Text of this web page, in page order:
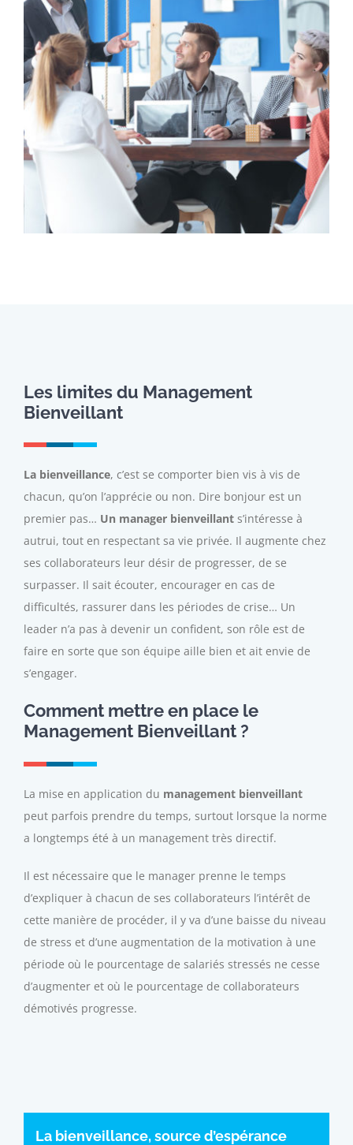
Les limites du Management
Bienveillant
La bienveillance, c’est se comporter bien vis à vis de
chacun, qu’on l’apprécie ou non. Dire bonjour est un
premier pas… Un manager bienveillant s’intéresse à
autrui, tout en respectant sa vie privée. Il augmente chez
ses collaborateurs leur désir de progresser, de se
surpasser. Il sait écouter, encourager en cas de
difficultés, rassurer dans les périodes de crise… Un
leader n’a pas à devenir un confident, son rôle est de
faire en sorte que son équipe aille bien et ait envie de
s’engager.
Comment mettre en place le
Management Bienveillant ?
La mise en application du management bienveillant
peut parfois prendre du temps, surtout lorsque la norme
a longtemps été à un management très directif.
Il est nécessaire que le manager prenne le temps
d’expliquer à chacun de ses collaborateurs l’intérêt de
cette manière de procéder, il y va d’une baisse du niveau
de stress et d’une augmentation de la motivation à une
période où le pourcentage de salariés stressés ne cesse
d’augmenter et où le pourcentage de collaborateurs
démotivés progresse.
La bienveillance, source d’espérance